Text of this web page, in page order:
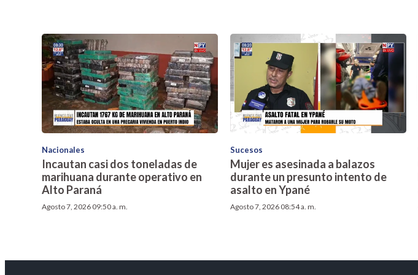
Nacionales
Incautan casi dos toneladas de
marihuana durante operativo en
Alto Paraná
Agosto 7, 2026 09:50 a. m.
Sucesos
Mujer es asesinada a balazos
durante un presunto intento de
asalto en Ypané
Agosto 7, 2026 08:54 a. m.